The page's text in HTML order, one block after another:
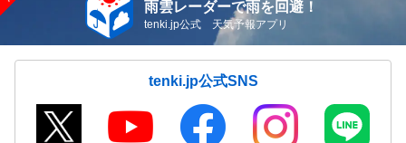
雨雲レーダーで雨を回避！
tenki.jp公式 天気予報アプリ
tenki.jp公式SNS